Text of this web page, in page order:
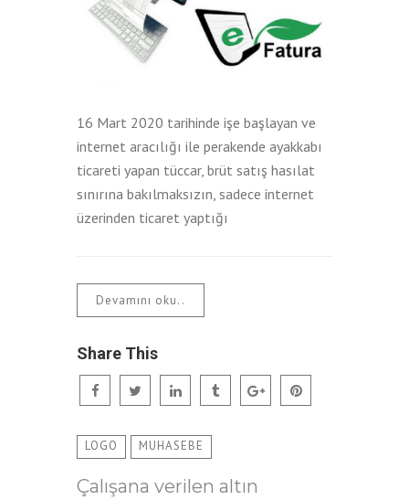
16 Mart 2020 tarihinde işe başlayan ve
internet aracılığı ile perakende ayakkabı
ticareti yapan tüccar, brüt satış hasılat
sınırına bakılmaksızın, sadece internet
üzerinden ticaret yaptığı
Devamını oku..
Share This
LOGO MUHASEBE
Çalışana verilen altın